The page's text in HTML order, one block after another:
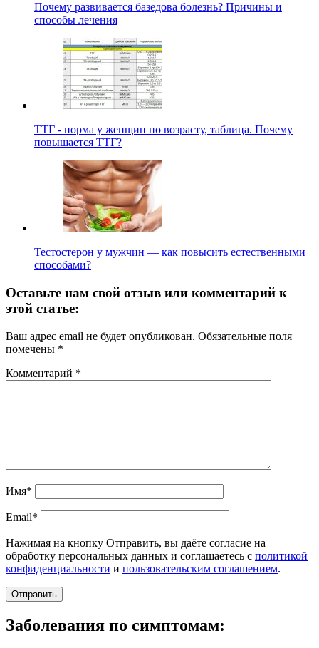
Почему развивается базедова болезнь? Причины и
способы лечения
ТТГ - норма у женщин по возрасту, таблица. Почему
повышается ТТГ?
Тестостерон у мужчин — как повысить естественными
способами?
Оставьте нам свой отзыв или комментарий к
этой статье:
Ваш адрес email не будет опубликован. Обязательные поля
помечены *
Комментарий *
Имя*
Email*
Нажимая на кнопку Отправить, вы даёте согласие на
обработку персональных данных и соглашаетесь с политикой
конфиденциальности и пользовательским соглашением.
Заболевания по симптомам: